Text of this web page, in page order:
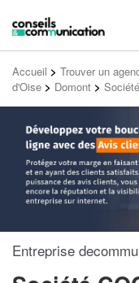
Accueil > Trouver un
d'Oise > Domont >
Entreprise